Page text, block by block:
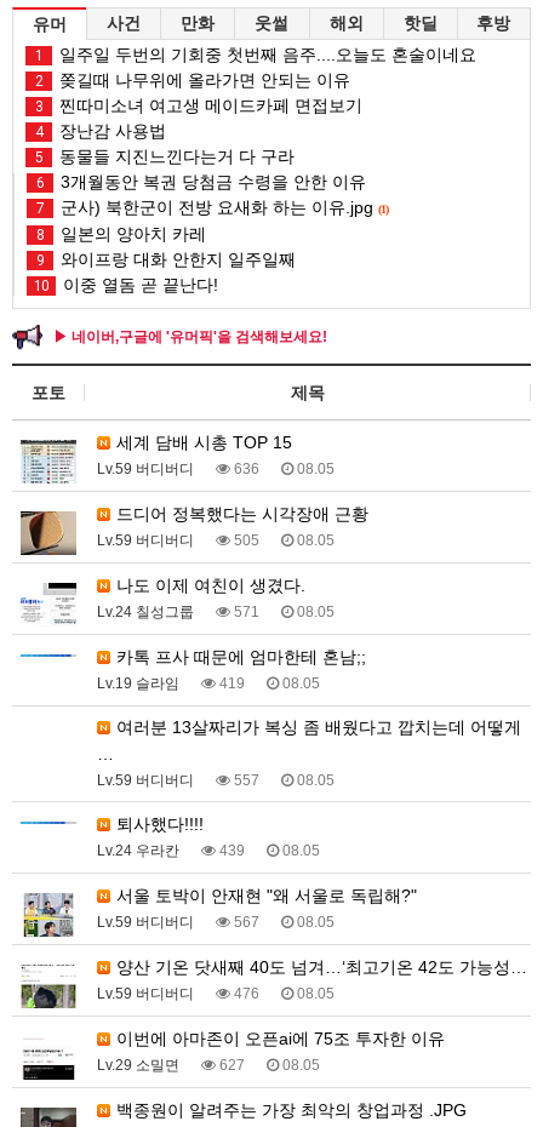
유머 사건 만화 웃썰 해외 핫딜 후방
1 일주일 두번의 기회중 첫번째 음주....오늘도 혼술이네요
2 쫒길때 나무위에 올라가면 안되는 이유
3 찐따미소녀 여고생 메이드카페 면접보기
4 장난감 사용법
5 동물들 지진느낀다는거 다 구라
6 3개월동안 복권 당첨금 수령을 안한 이유
7 군사) 북한군이 전방 요새화 하는 이유.jpg (1)
8 일본의 양아치 카레
9 와이프랑 대화 안한지 일주일째
10 이중 열돔 곧 끝난다!
▶ 네이버,구글에 '유머픽'을 검색해보세요!
포토 제목
세계 담배 시총 TOP 15
Lv.59 버디버디 636 08.05
드디어 정복했다는 시각장애 근황
Lv.59 버디버디 505 08.05
나도 이제 여친이 생겼다.
Lv.24 칠성그룹 571 08.05
카톡 프사 때문에 엄마한테 혼남;;
Lv.19 슬라임 419 08.05
Lv.59 버디버디 557 08.05
퇴사했다!!!!
Lv.24 우라칸 439 08.05
서울 토박이 안재현 "왜 서울로 독립해?"
Lv.59 버디버디 567 08.05
양산 기온 닷새째 40도 넘겨…‘최고기온 42도 가능성…
Lv.59 버디버디 476 08.05
이번에 아마존이 오픈ai에 75조 투자한 이유
Lv.29 소밀면 627 08.05
백종원이 알려주는 가장 최악의 창업과정 .JPG